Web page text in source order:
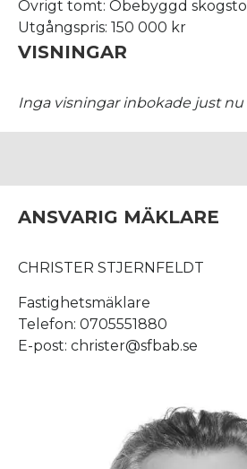
Övrigt tomt: Obebyggd
Utgångspris: 150 000 kr
VISNINGAR
Inga visningar inbokade just nu
ANSVARIG MÄKLARE
CHRISTER STJERNFELDT
Fastighetsmäklare
Telefon: 0705551880
E-post: christer@sfbab.se